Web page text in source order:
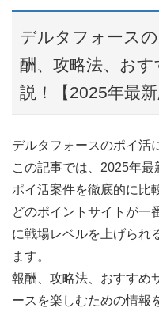
デルタフォース
酬、攻略法、お
説！【2025年最新
デルタフォースのポイ活
この記事では、2025年
ポイ活案件を徹底的に比
どのポイントサイトが一
に戦場レベルを上げられ
ます。
報酬、攻略法、おすすめ
ースを楽しむための情報